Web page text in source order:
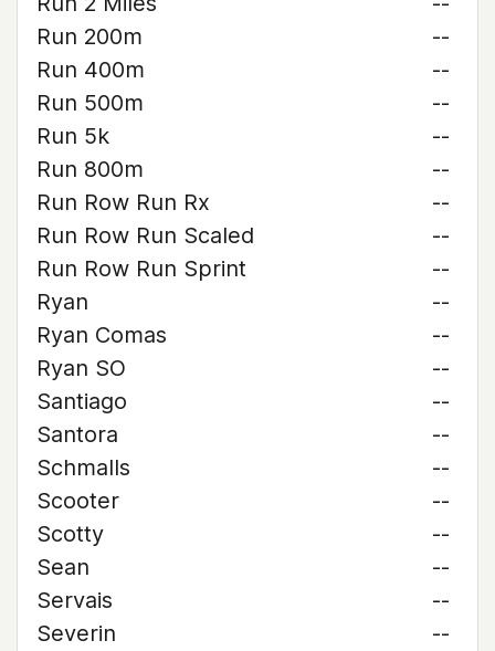
Run 200m
--
Run 400m
--
Run 500m
--
Run 5k
--
Run 800m
--
Run Row Run Rx
--
Run Row Run Scaled
--
Run Row Run Sprint
--
Ryan
--
Ryan Comas
--
Ryan SO
--
Santiago
--
Santora
--
Schmalls
--
Scooter
--
Scotty
--
Sean
--
Servais
--
Severin
--